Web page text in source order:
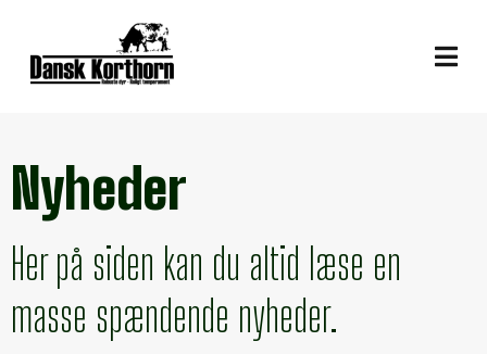
Nyheder
Her på siden kan du altid læse en
masse spændende nyheder.